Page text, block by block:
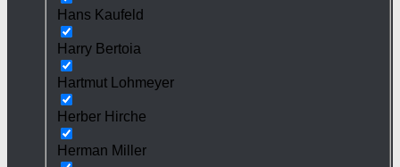
Hans Kaufeld
Harry Bertoia
Hartmut Lohmeyer
Herber Hirche
Herman Miller